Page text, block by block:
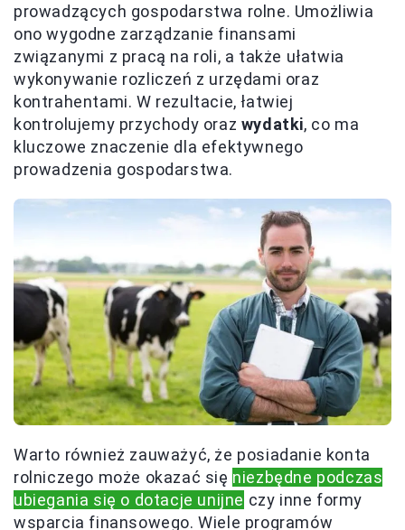
prowadzących gospodarstwa rolne. Umożliwia
ono wygodne zarządzanie finansami
związanymi z pracą na roli, a także ułatwia
wykonywanie rozliczeń z urzędami oraz
kontrahentami. W rezultacie, łatwiej
kontrolujemy przychody oraz wydatki, co ma
kluczowe znaczenie dla efektywnego
prowadzenia gospodarstwa.
Warto również zauważyć, że posiadanie konta
rolniczego może okazać się niezbędne podczas
ubiegania się o dotacje unijne czy inne formy
wsparcia finansowego. Wiele programów